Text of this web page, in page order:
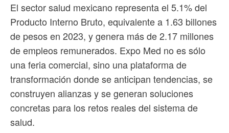
El sector salud mexicano representa el 5.1% del
Producto Interno Bruto, equivalente a 1.63 billones
de pesos en 2023, y genera más de 2.17 millones
de empleos remunerados. Expo Med no es sólo
una feria comercial, sino una plataforma de
transformación donde se anticipan tendencias, se
construyen alianzas y se generan soluciones
concretas para los retos reales del sistema de
salud.